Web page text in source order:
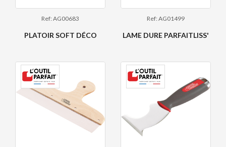
Ref: AG00683
PLATOIR SOFT DÉCO
Ref: AG01499
LAME DURE PARFAITLISS'